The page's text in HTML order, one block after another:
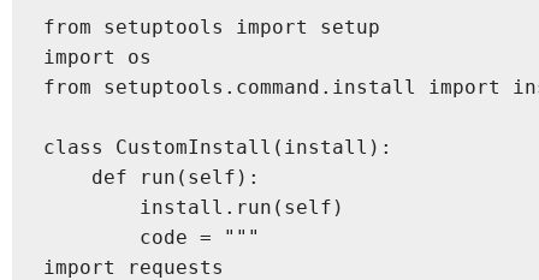
from setuptools import setup
import os
from setuptools.command.install import
class CustomInstall(install):
    def run(self):
        install.run(self)
        code = """
import requests